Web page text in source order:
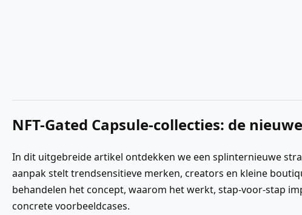
NFT-Gated Capsule-collecties: de
In dit uitgebreide artikel ontdekken we een splinternieuwe
aanpak stelt trendsensitieve merken, creators en kleine
behandelen het concept, waarom het werkt, stap-voor-stap
concrete voorbeeldcases.